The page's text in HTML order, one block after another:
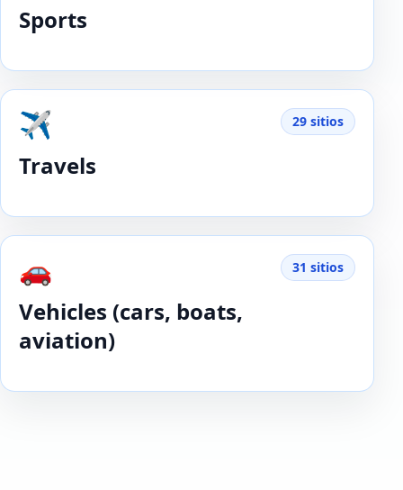
Sports
✈️
Travels
29 sitios
🚗
Vehicles (cars, boats,
aviation)
31 sitios